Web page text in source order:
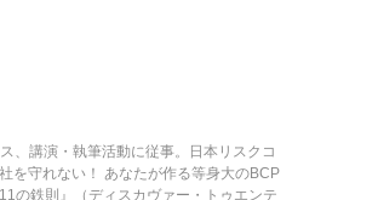
、講演・執筆活動に従事。日本リスクコ
を守れない！ あなたが作る等身大のBCP
の鉄則』（ディスカヴァー・トゥエンテ